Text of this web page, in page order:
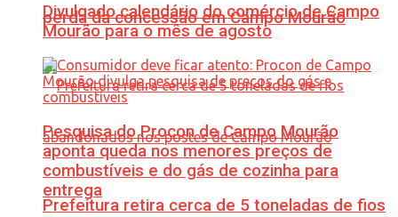
perda da concessão em Campo Mourão
Prefeitura retira cerca de 5 toneladas de fios
Divulgado calendário do comércio de Campo
Mourão para o mês de agosto
Pesquisa do Procon de Campo Mourão
aponta queda nos menores preços de
combustíveis e do gás de cozinha para
entrega